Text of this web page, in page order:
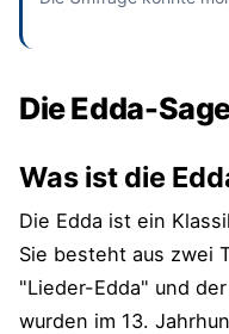
Die Edda-
Was ist die
Die Edda ist ein
Sie besteht aus zwei
"Lieder-Edda" und
wurden im 13.